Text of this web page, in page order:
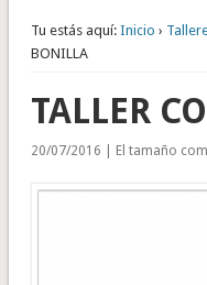
Tu estás aquí: Inicio ›
BONILLA
TALLER
20/07/2016 | El tamaño